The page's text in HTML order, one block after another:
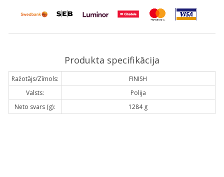
Produkta specifikācija
Ražotājs/Zīmols:
FINISH
Valsts:
Polija
Neto svars (g):
1284 g